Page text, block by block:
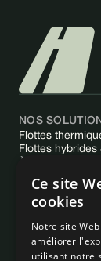
PLUS D'INFO
Contactez
NOS
Flottes
Flottes
Qui sommes-
Centre d'aide
Ce site
cookies
Notre site
améliorer
utilisant notre